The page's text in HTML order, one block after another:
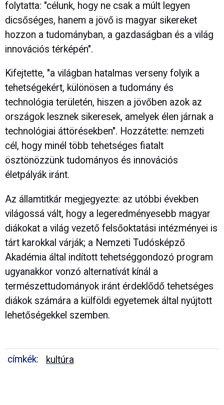
folytatta: "célunk, hogy ne csak a múlt legyen
dicsőséges, hanem a jövő is magyar sikereket
hozzon a tudományban, a gazdaságban és a világ
innovációs térképén".
Kifejtette, "a világban hatalmas verseny folyik a
tehetségekért, különösen a tudomány és
technológia területén, hiszen a jövőben azok az
országok lesznek sikeresek, amelyek élen járnak a
technológiai áttörésekben". Hozzátette: nemzeti
cél, hogy minél több tehetséges fiatalt
ösztönözzünk tudományos és innovációs
életpályák iránt.
Az államtitkár megjegyezte: az utóbbi években
világossá vált, hogy a legeredményesebb magyar
diákokat a világ vezető felsőoktatási intézményei is
tárt karokkal várják; a Nemzeti Tudósképző
Akadémia által indított tehetséggondozó program
ugyanakkor vonzó alternatívát kínál a
természettudományok iránt érdeklődő tehetséges
diákok számára a külföldi egyetemek által nyújtott
lehetőségekkel szemben.
címkék: kultúra